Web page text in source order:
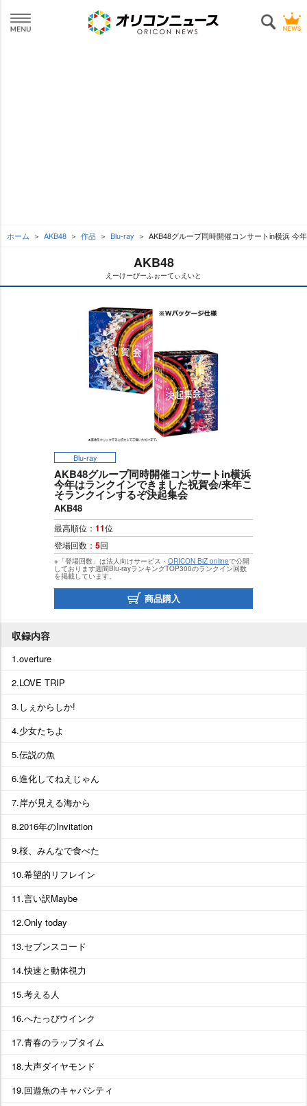
ホーム AKB48 作品 Blu-ray AKB48グループ同時開催コンサートin横浜 今
AKB48
えーけーびーふぉーてぃえいと
Blu-ray
AKB48グループ同時開催コンサートin横浜
今年はランクインできました祝賀会/来年こ
そランクインするぞ決起集会
AKB48
最高順位： 11位
登場回数： 5回
※「登場回数」は法人向けサービス・ ORICON BiZ onlineで公開
しております週間Blu-rayランキングTOP300のランクイン回数
を掲載しています。
商品購入
収録内容
1.overture
2.LOVE TRIP
3.しぇからしか!
4.少女たちよ
5.伝説の魚
6.進化してねえじゃん
7.岸が見える海から
8.2016年のInvitation
9.桜、みんなで食べた
10.希望的リフレイン
11.言い訳Maybe
12.Only today
13.セブンスコード
14.快速と動体視力
15.考える人
16.へたっぴウインク
17.青春のラップタイム
18.大声ダイヤモンド
19.回遊魚のキャパシティ